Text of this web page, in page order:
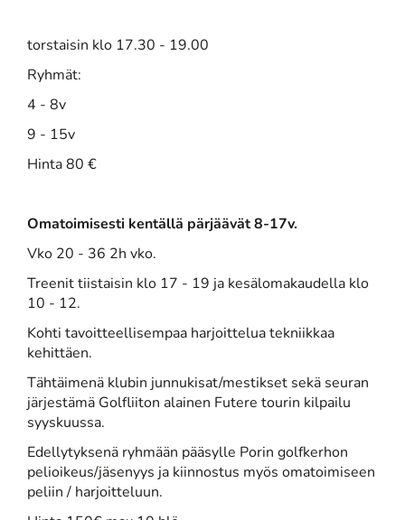
torstaisin klo 17.30 - 19.00
Ryhmät:
4 - 8v
9 - 15v
Hinta 80 €
Omatoimisesti kentällä pärjäävät 8-17v.
Vko 20 - 36 2h vko.
Treenit tiistaisin klo 17 - 19 ja kesälomakaudella klo
10 - 12.
Kohti tavoitteellisempaa harjoittelua tekniikkaa
kehittäen.
Tähtäimenä klubin junnukisat/mestikset sekä seuran
järjestämä Golfliiton alainen Futere tourin kilpailu
syyskuussa.
Edellytyksenä ryhmään pääsylle Porin golfkerhon
pelioikeus/jäsenyys ja kiinnostus myös omatoimiseen
peliin / harjoitteluun.